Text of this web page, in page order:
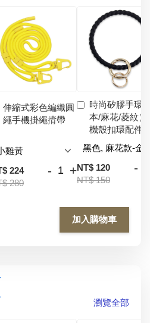
伸縮式彩色編織圓
繩手機掛繩揹帶
224
280
- +
時尚矽膠手環
本/麻花/菱紋）
機殼扣環配件
NT$ 120
NT$ 150
-
加入購物車
瀏覽全部